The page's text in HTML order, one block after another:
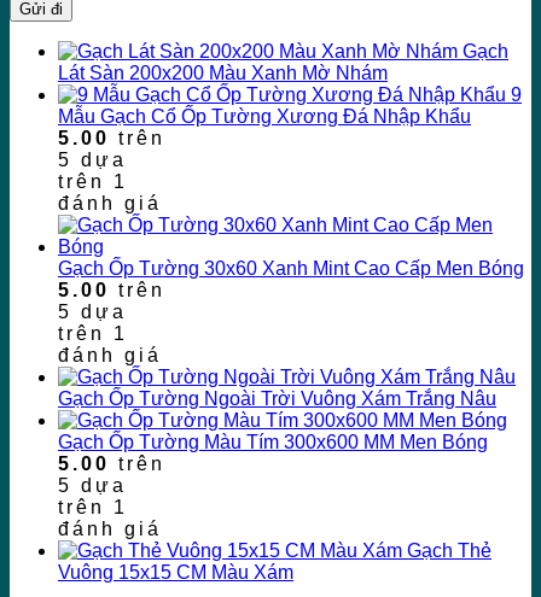
Gạch
Lát Sàn 200x200 Màu Xanh Mờ Nhám
9
Mẫu Gạch Cổ Ốp Tường Xương Đá Nhập Khẩu
5.00 trên
5 dựa
trên 1
đánh giá
Gạch Ốp Tường 30x60 Xanh Mint Cao Cấp Men Bóng
5.00 trên
5 dựa
trên 1
đánh giá
Gạch Ốp Tường Ngoài Trời Vuông Xám Trắng Nâu
Gạch Ốp Tường Màu Tím 300x600 MM Men Bóng
5.00 trên
5 dựa
trên 1
đánh giá
Gạch Thẻ
Vuông 15x15 CM Màu Xám